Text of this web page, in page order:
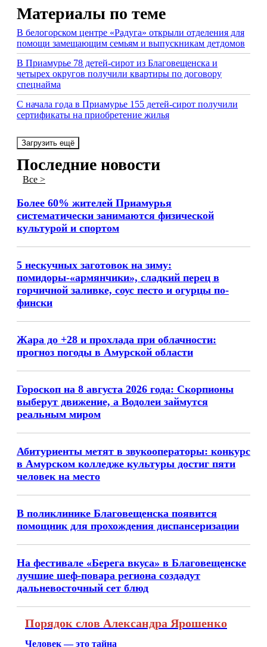
Материалы по теме
В белогорском центре «Радуга» открыли отделения для
помощи замещающим семьям и выпускникам детдомов
В Приамурье 78 детей-сирот из Благовещенска и
четырех округов получили квартиры по договору
спецнайма
С начала года в Приамурье 155 детей-сирот получили
сертификаты на приобретение жилья
Загрузить ещё
Последние новости
Все >
Более 60% жителей Приамурья
систематически занимаются физической
культурой и спортом
5 нескучных заготовок на зиму:
помидоры-«армянчики», сладкий перец в
горчичной заливке, соус песто и огурцы по-
фински
Жара до +28 и прохлада при облачности:
прогноз погоды в Амурской области
Гороскоп на 8 августа 2026 года: Скорпионы
выберут движение, а Водолеи займутся
реальным миром
Абитуриенты метят в звукооператоры: конкурс
в Амурском колледже культуры достиг пяти
человек на место
В поликлинике Благовещенска появится
помощник для прохождения диспансеризации
На фестивале «Берега вкуса» в Благовещенске
лучшие шеф-повара региона создадут
дальневосточный сет блюд
Порядок слов Александра Ярошенко
Человек — это тайна